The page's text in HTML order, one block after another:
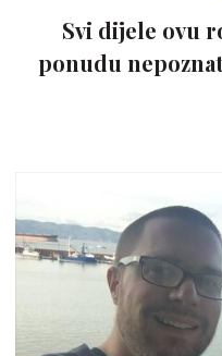
Svi dijele ovu
ponudu